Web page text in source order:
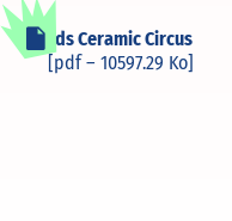
Fds Ceramic Circus
[pdf – 10597.29 Ko]